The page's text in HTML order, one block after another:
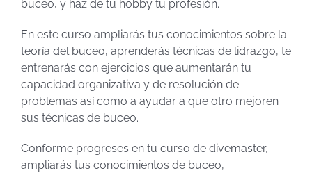
buceo, y haz de tu hobby tu profesión.
En este curso ampliarás tus conocimientos sobre la
teoría del buceo, aprenderás técnicas de lidrazgo, te
entrenarás con ejercicios que aumentarán tu
capacidad organizativa y de resolución de
problemas así como a ayudar a que otro mejoren
sus técnicas de buceo.
Conforme progreses en tu curso de divemaster,
ampliarás tus conocimientos de buceo,